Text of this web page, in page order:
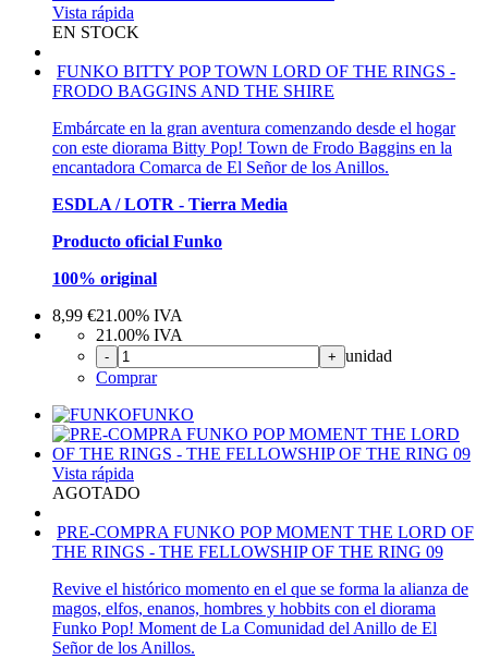
Vista rápida
EN STOCK
FUNKO BITTY POP TOWN LORD OF THE RINGS -
FRODO BAGGINS AND THE SHIRE
Embárcate en la gran aventura comenzando desde el hogar
con este diorama Bitty Pop! Town de Frodo Baggins en la
encantadora Comarca de El Señor de los Anillos.
ESDLA / LOTR - Tierra Media
Producto oficial Funko
100% original
8,99 €21.00% IVA
21.00% IVA
- + unidad
Comprar
FUNKO
Vista rápida
AGOTADO
PRE-COMPRA FUNKO POP MOMENT THE LORD OF
THE RINGS - THE FELLOWSHIP OF THE RING 09
Revive el histórico momento en el que se forma la alianza de
magos, elfos, enanos, hombres y hobbits con el diorama
Funko Pop! Moment de La Comunidad del Anillo de El
Señor de los Anillos.